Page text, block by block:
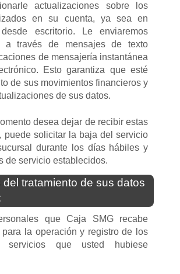
actualizaciones sobre los
en su cuenta, ya sea en
escritorio. Le enviaremos
a través de mensajes de texto
de mensajería instantánea
Esto garantiza que esté
de sus movimientos financieros y
de sus datos.
desea dejar de recibir estas
puede solicitar la baja del servicio
durante los días hábiles y
de servicio establecidos.
del tratamiento de sus datos
que Caja SMG recabe
la operación y registro de los
servicios que usted hubiese